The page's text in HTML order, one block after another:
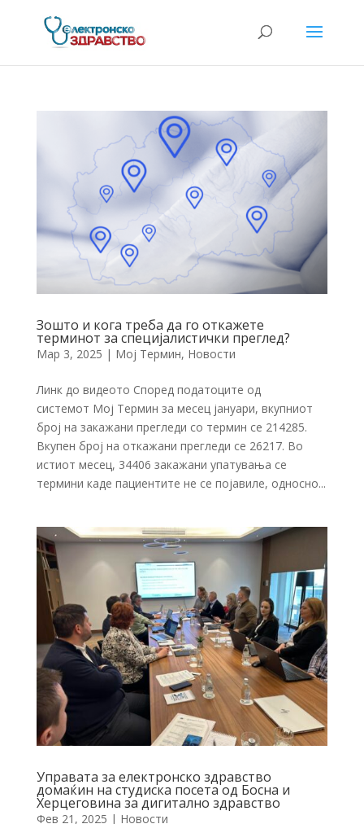
Зошто и кога треба да го откажете
терминот за специјалистички преглед?
Мар 3, 2025 | Мој Термин, Новости
Линк до видеото Според податоците од
системот Мој Термин за месец јануари, вкупниот
број на закажани прегледи со термин се 214285.
Вкупен број на откажани прегледи се 26217. Во
истиот месец, 34406 закажани упатувања се
термини каде пациентите не се појавиле, односно...
Управата за електронско здравство
домаќин на студиска посета од Босна и
Херцеговина за дигитално здравство
Фев 21, 2025 | Новости